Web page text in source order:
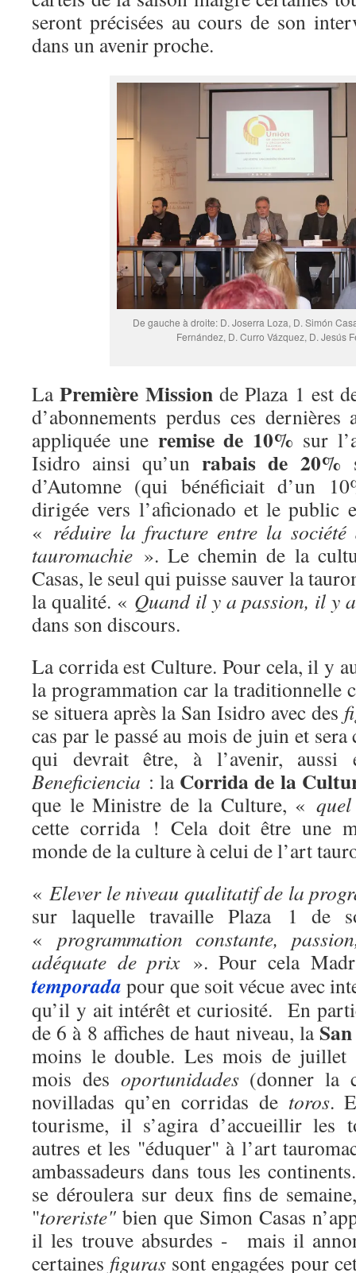
seront précisées au cours de son
dans un avenir proche.
De gauche à droite: D. Joserra Loza, D. Simón
Fernández, D. Curro Vázquez, D. Jesús
LaPremière Missionde Plaza 1 est
d’abonnements perdus ces dernières
appliquée une remise de 10% sur
Isidro ainsi qu’unrabais de 20%
d’Automne (qui bénéficiait d’un
dirigée vers l’aficionado et le public
« réduire la fracture entre la
tauromachie ». Le chemin de la
Casas, le seul qui puisse sauver la
la qualité. « Quand il y a passion, il y
dans son discours.
La corrida est Culture. Pour cela, il y
la programmation car la traditionnelle
se situera après la San Isidro avec des
cas par le passé au mois de juin et
qui devrait être, à l’avenir, aussi
Beneficiencia : la Corrida de la
que le Ministre de la Culture, «
cette corrida ! Cela doit être une
monde de la culture à celui de l’art
«Elever le niveau qualitatif de la
sur laquelle travaille Plaza 1 de
« programmation constante,
adéquate de prix». Pour cela
temporada pour que soit vécue avec
qu’il y ait intérêt et curiosité. En
de 6 à 8 affiches de haut niveau, la
moins le double. Les mois de juillet
mois des oportunidades(donner la
novilladas qu’en corridas detoros.
tourisme, il s’agira d’accueillir les
autres et les "éduquer" à l’art
ambassadeurs dans tous les
se déroulera sur deux fins de
"toreriste" bien que Simon Casas
il les trouve absurdes - mais il
certaines figuras sont engagées pour